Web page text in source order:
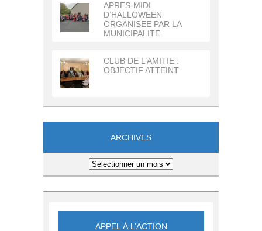
APRES-MIDI
D’HALLOWEEN
ORGANISEE PAR LA
MUNICIPALITE
CLUB DE L’AMITIE :
OBJECTIF ATTEINT
ARCHIVES
APPEL À L’ACTION